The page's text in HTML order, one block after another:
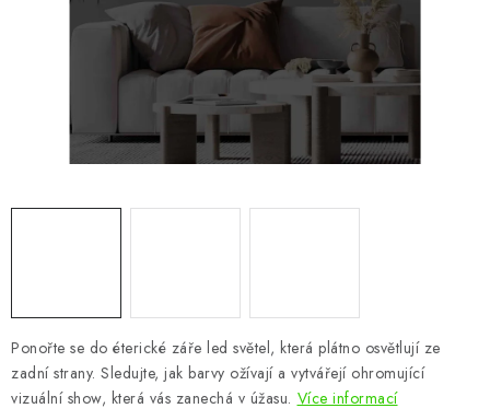
CHOVATELSKÉ POTŘEBY
ZAHRADA
OSTATNÍ
VÝPRODEJ
Vše o nákupu Info
Reklamace a odstoupení od smlouvy
Bonusový program NBM+ Blog
Ponořte se do éterické záře led světel, která plátno osvětlují ze
zadní strany. Sledujte, jak barvy ožívají a vytvářejí ohromující
vizuální show, která vás zanechá v úžasu. Více informací